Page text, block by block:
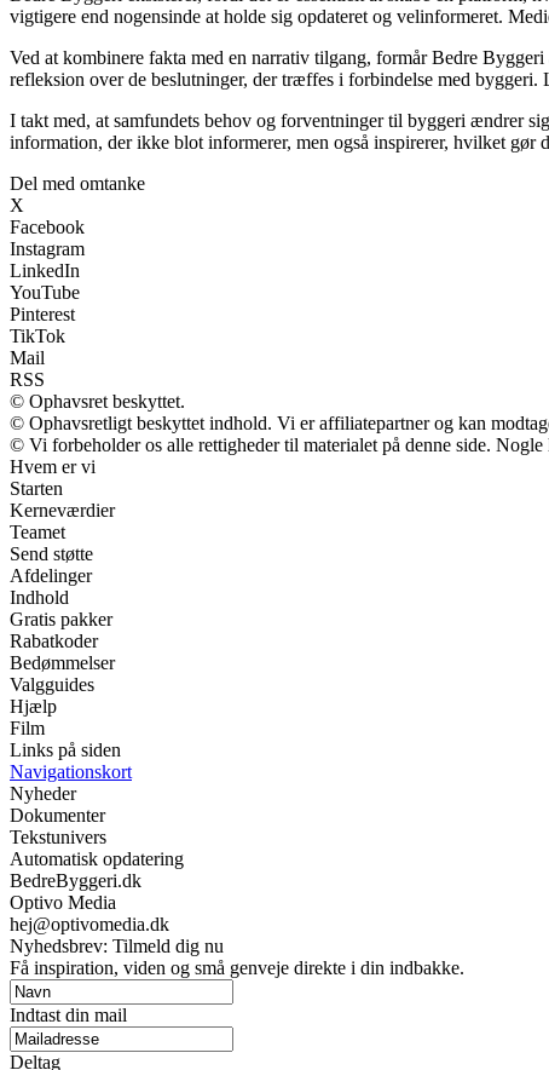
vigtigere end nogensinde at holde sig opdateret og velinformeret.
Ved at kombinere fakta med en narrativ tilgang, formår Bedre
refleksion over de beslutninger, der træffes i forbindelse med
I takt med, at samfundets behov og forventninger til byggeri ændrer
information, der ikke blot informerer, men også inspirerer, hvilket gør
Del med omtanke
X
Facebook
Instagram
LinkedIn
YouTube
Pinterest
TikTok
Mail
RSS
© Ophavsret beskyttet.
© Ophavsretligt beskyttet indhold. Vi er affiliatepartner og kan
© Vi forbeholder os alle rettigheder til materialet på denne side.
Hvem er vi
Starten
Kerneværdier
Teamet
Send støtte
Afdelinger
Indhold
Gratis pakker
Rabatkoder
Bedømmelser
Valgguides
Hjælp
Film
Links på siden
Navigationskort
Nyheder
Dokumenter
Tekstunivers
Automatisk opdatering
BedreByggeri.dk
Optivo Media
hej@optivomedia.dk
Nyhedsbrev: Tilmeld dig nu
Få inspiration, viden og små genveje direkte i din indbakke.
Indtast din mail
Deltag